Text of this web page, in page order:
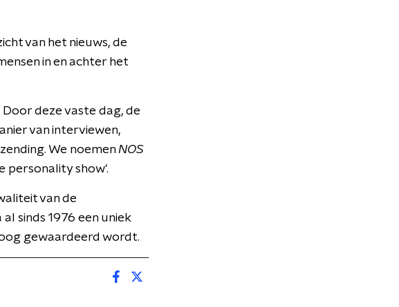
van het nieuws, de
in en achter het
deze vaste dag, de
van interviewen,
We noemenNOS
personality show'.
van de
sinds 1976 een uniek
gewaardeerd wordt.